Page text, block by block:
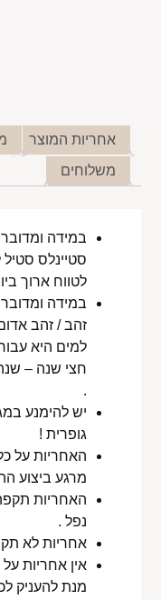
אחריות המוצר
משלוחים
סטיינלס
לטווח ארוך
במידה
זהב / זהב
למים היא
חצי שנה –
.
יש להימנע
גופרית !
האחריות על
מרגע ביצוע
האחריות
נפל .
אחריות לא
אין אחריות
מנת להעניק